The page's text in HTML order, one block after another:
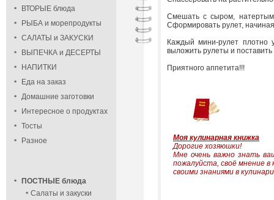
ВТОРЫЕ блюда
РЫБА и морепродукты
САЛАТЫ и ЗАКУСКИ
ВЫПЕЧКА и ДЕСЕРТЫ
НАПИТКИ
Еда на заказ
Домашние заготовки
Интересное о продуктах
Тосты
Разное
ПОСТНЫЕ блюда
Салаты и закуски
Смешать с сыром,
Сформировать рулет,
Каждый мини-рулет плотно
выложить рулеты и поставить
Приятного аппетита!!!
Моя кулинарная книжка
Дорогие хозяюшки!
Мне очень важно знать
пожалуйста, своё мнение
своими знаниями в